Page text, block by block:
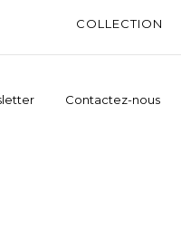
COLLECTION
Contactez-nous